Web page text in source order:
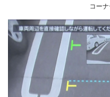
コー